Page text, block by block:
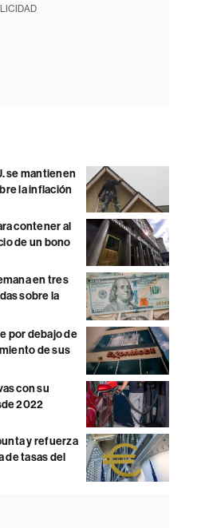
se mantienen
la inflación
contener al
de un bono
en tres
sobre la
por debajo de
de sus
con su
2022
y refuerza
de tasas del